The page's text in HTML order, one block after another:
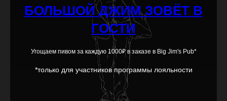
БОЛЬШОЙ ДЖИМ ЗОВЁТ В
ГОСТИ
Угощаем пивом за каждую 1000₽ в заказе в Big Jim's Pub*
*только для участников программы лояльности